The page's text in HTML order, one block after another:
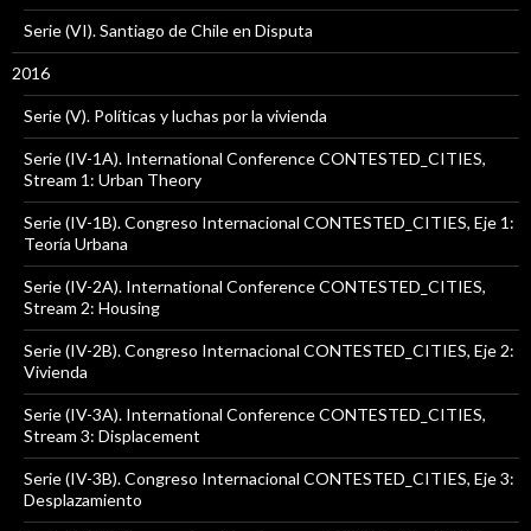
Serie (VI). Santiago de Chile en Disputa
2016
Serie (V). Políticas y luchas por la vivienda
Serie (IV-1A). International Conference CONTESTED_CITIES,
Stream 1: Urban Theory
Serie (IV-1B). Congreso Internacional CONTESTED_CITIES, Eje 1:
Teoría Urbana
Serie (IV-2A). International Conference CONTESTED_CITIES,
Stream 2: Housing
Serie (IV-2B). Congreso Internacional CONTESTED_CITIES, Eje 2:
Vivienda
Serie (IV-3A). International Conference CONTESTED_CITIES,
Stream 3: Displacement
Serie (IV-3B). Congreso Internacional CONTESTED_CITIES, Eje 3:
Desplazamiento